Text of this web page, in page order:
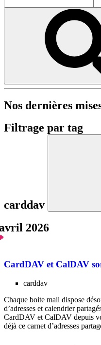
Nos dernières
Filtrage par tag
carddav
2026
CardDAV et CalDAV
carddav
Chaque boite mail dispose
d’adresses et calendrier
CardDAV et CalDAV depuis
déjà ce carnet d’adresses